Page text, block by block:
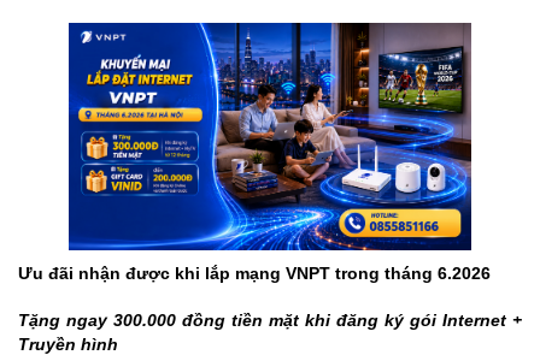
Ưu đãi nhận được khi lắp mạng VNPT trong tháng 6.2026
Tặng ngay 300.000 đồng tiền mặt khi đăng ký gói Internet +
Truyền hình